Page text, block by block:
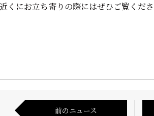
くにお立ち寄りの際にはぜひご覧くださ
前のニュース